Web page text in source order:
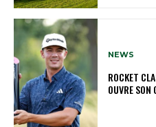
NEWS
ROCKET
OUVRE